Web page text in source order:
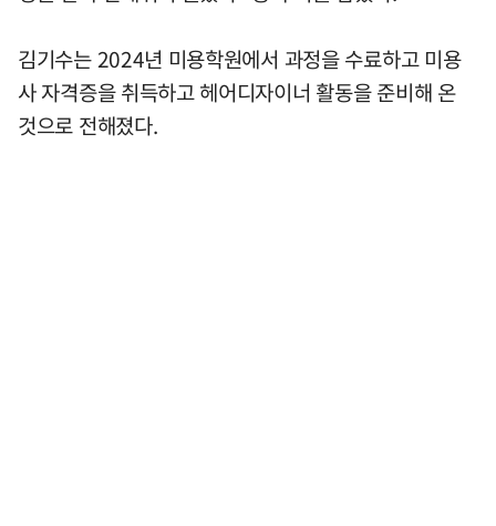
김기수는 2024년 미용학원에서 과정을 수료하고 미용
사 자격증을 취득하고 헤어디자이너 활동을 준비해 온
것으로 전해졌다.